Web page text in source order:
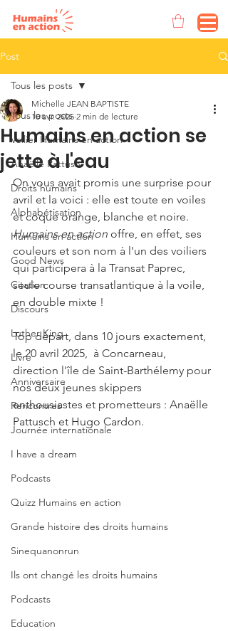
Post
Tous les posts
Voilier Humains en action
Anaëlle Pattush
Droits humains
Alphabétisation
Humains en action
Good News
Citation
Discours
Luther King
Livre
Anniversaire
Rencontres
Journée internationale
I have a dream
Podcasts
Quizz Humains en action
Grande histoire des droits humains
Sinequanonrun
Ils ont changé les droits humains
Podcasts
Education
Tous les posts
Humains en action se
jette à l'eau
Michelle JEAN BAPTISTE
10 avr. 2025 2 min de lecture
On vous avait promis une surprise pour
avril et la voici : elle est toute en voiles
et coque orange, blanche et noire.
Humains en action offre, en effet, ses
couleurs et son nom à l'un des voiliers
qui participera à la Transat Paprec,
seule course transatlantique à la voile,
en double mixte !
Top départ, dans 10 jours exactement,
le 20 avril 2025,  à Concarneau,
direction l'île de Saint-Barthélemy pour
nos deux jeunes skippers
enthousiastes et prometteurs : Anaëlle
Pattusch et Hugo Cardon.